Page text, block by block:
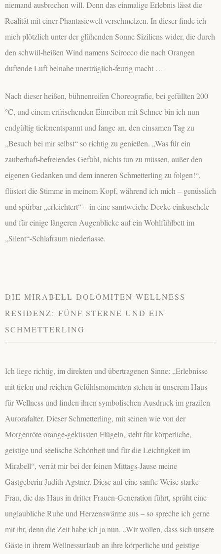
niemand ausbrechen will. Denn das einmalige Erlebnis lässt die
Realität mit einer Phantasiewelt verschmelzen. In dieser finde ich
mich plötzlich unter der glühenden Sonne Siziliens wider, die durch
den schwül-heißen Wind namens Scirocco die nach Orangen
duftende Luft beinahe unerträglich-feurig macht …
Nach dieser heißen, bühnenreifen Choreografie, bei gefüllten 200
°C, und einem erfrischenden Einreiben mit Schnee bin ich nun
endgültig tiefenentspannt und fange an, den einsamen Tag zu
„Besuch bei mir selbst“ so richtig zu genießen. „Was für ein
zauberhaft-befreiendes Gefühl, nichts tun zu müssen, außer den
eigenen Gedanken und dem inneren Schmetterling zu folgen!“,
flüstert die Stimme in meinem Kopf, während ich mich – genüsslich
und spürbar „erleichtert“ – in eine samtweiche Decke einkuschele
und für einige längeren Augenblicke auf ein Wohlfühlbett im
„Silent“-Schlafraum niederlasse.
DIE MIRABELL DOLOMITEN WELLNESS
RESIDENZ: FÜNF STERNE UND EIN
SCHMETTERLING
Ich liege richtig, im direkten und übertragenen Sinne: „Erlebnisse
mit tiefen und reichen Gefühlsmomenten stehen in unserem Haus
für Wellness und finden ihren symbolischen Ausdruck im grazilen
Aurorafalter. Dieser Schmetterling, mit seinen wie von der
Morgenröte orange-geküssten Flügeln, steht für körperliche,
geistige und seelische Schönheit und für die Leichtigkeit im
Mirabell“, verrät mir bei der feinen Mittags-Jause meine
Gastgeberin Judith Agstner. Diese auf eine sanfte Weise starke
Frau, die das Haus in dritter Frauen-Generation führt, sprüht eine
unglaubliche Ruhe und Herzenswärme aus – so spreche ich gerne
mit ihr, denn die Zeit habe ich ja nun. „Wir wollen, dass sich unsere
Gäste in ihrem Wellnessurlaub an ihre körperliche und geistige